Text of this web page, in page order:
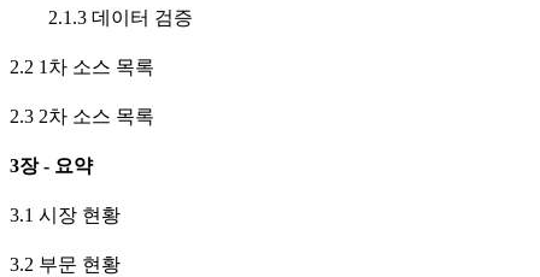
2.1.3 데이터 검증
2.2 1차 소스 목록
2.3 2차 소스 목록
3장 - 요약
3.1 시장 현황
3.2 부문 현황